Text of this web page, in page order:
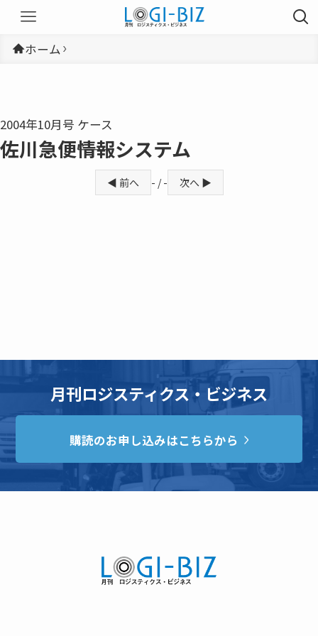
ホーム
2004年10月号 ケース
佐川急便――情報システム
◀ 前へ - / - 次へ ▶
月刊ロジスティクス・ビジネス
購読のお申し込みはこちらから